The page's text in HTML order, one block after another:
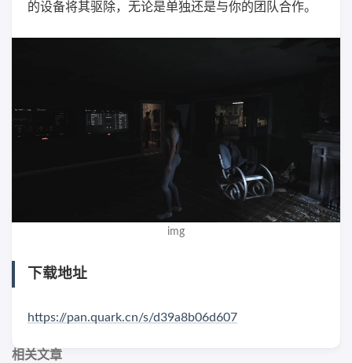
的设备将其驱除，无论是单独还是与你的团队合作。
img
下载地址
https://pan.quark.cn/s/d39a8b06d607
相关文章